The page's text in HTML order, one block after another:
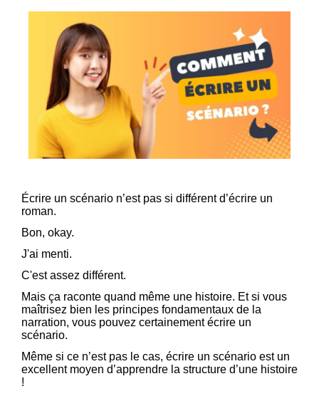
Écrire un scénario n’est pas si différent d’écrire un
roman.
Bon, okay.
J'ai menti.
C'est assez différent.
Mais ça raconte quand même une histoire. Et si vous
maîtrisez bien les principes fondamentaux de la
narration, vous pouvez certainement écrire un
scénario.
Même si ce n’est pas le cas, écrire un scénario est un
excellent moyen d’apprendre la structure d’une histoire
!